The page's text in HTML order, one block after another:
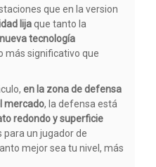
que en la version
lijaque tanto la
nueva tecnología
más significativo que
en la zona de defensa
mercado, la defensa está
redondo y superficie
para un jugador de
mejor sea tu nivel, más